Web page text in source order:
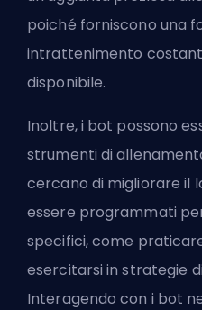
poiché forniscono una
intrattenimento
disponibile.
Inoltre, i bot possono
strumenti di
cercano di migliorare il
essere programmati
specifici, come
esercitarsi in strategie
Interagendo con i bot